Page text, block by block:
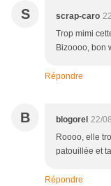
S scrap-caro
Trop mimi
Bizoooo, bon
Répondre
B blogorel 22/
Roooo, elle
patouillée et
Répondre